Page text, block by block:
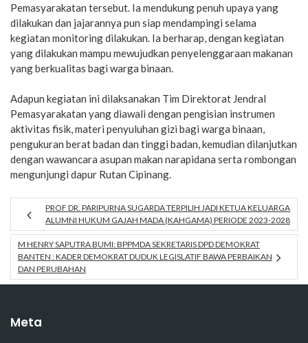
Pemasyarakatan tersebut. Ia mendukung penuh upaya yang
dilakukan dan jajarannya pun siap mendampingi selama
kegiatan monitoring dilakukan. Ia berharap, dengan kegiatan
yang dilakukan mampu mewujudkan penyelenggaraan makanan
yang berkualitas bagi warga binaan.
Adapun kegiatan ini dilaksanakan Tim Direktorat Jendral
Pemasyarakatan yang diawali dengan pengisian instrumen
aktivitas fisik, materi penyuluhan gizi bagi warga binaan,
pengukuran berat badan dan tinggi badan, kemudian dilanjutkan
dengan wawancara asupan makan narapidana serta rombongan
mengunjungi dapur Rutan Cipinang.
PROF DR. PARIPURNA SUGARDA TERPILIH JADI KETUA KELUARGA
ALUMNI HUKUM GAJAH MADA (KAHGAMA) PERIODE 2023-2028
M HENRY SAPUTRA BUMI: BPPMDA SEKRETARIS DPD DEMOKRAT
BANTEN : KADER DEMOKRAT DUDUK LEGISLATIF BAWA PERBAIKAN
DAN PERUBAHAN
Meta